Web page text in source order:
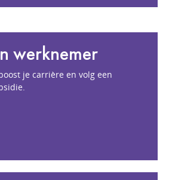
werknemer
je carrière en volg een